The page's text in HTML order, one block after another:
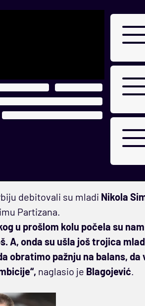
debitovali su mladi Nikola
Partizana.
u prošlom kolu počela su
A, onda su ušla još trojica
obratimo pažnju na balans,
naglasio je Blagojević.